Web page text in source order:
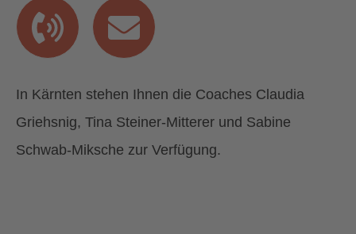
In Kärnten stehen Ihnen die Coaches Claudia
Griehsnig, Tina Steiner-Mitterer und Sabine
Schwab-Miksche zur Verfügung.